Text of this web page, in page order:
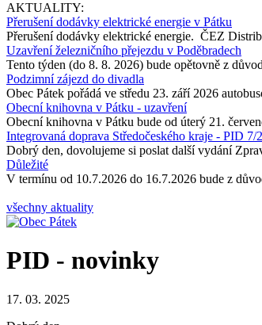
AKTUALITY:
Přerušení dodávky elektrické energie v Pátku
Přerušení dodávky elektrické energie. ČEZ
Uzavření železničního přejezdu v Poděbradech
Tento týden (do 8. 8. 2026) bude opětovně z
Podzimní zájezd do divadla
Obec Pátek pořádá ve středu 23. září 2026
Obecní knihovna v Pátku - uzavření
Obecní knihovna v Pátku bude od úterý 21.
Integrovaná doprava Středočeského kraje - PID 7/
Dobrý den, dovolujeme si poslat další vydání
Důležité
V termínu od 10.7.2026 do 16.7.2026 bude z
všechny aktuality
PID - novinky
17. 03. 2025